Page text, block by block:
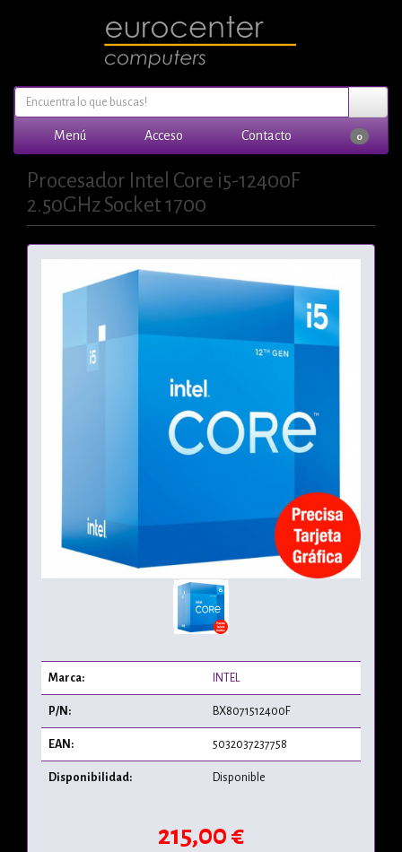
Menú Acceso Contacto 0
Procesador Intel Core i5-12400F
2.50GHz Socket 1700
Marca: INTEL
P/N: BX8071512400F
EAN: 5032037237758
Disponibilidad: Disponible
215,00 €